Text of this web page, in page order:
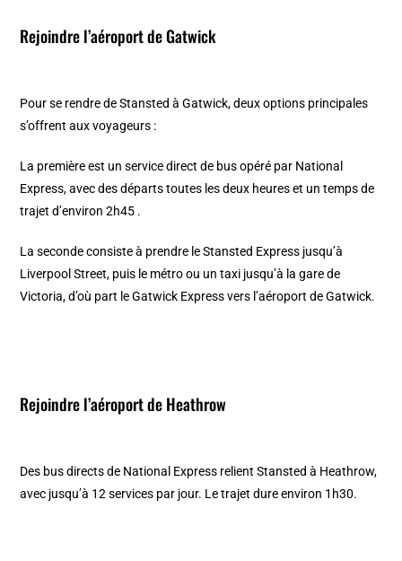
Rejoindre l’aéroport de Gatwick
Pour se rendre de Stansted à Gatwick, deux options principales
s’offrent aux voyageurs :
La première est un service direct de bus opéré par National
Express, avec des départs toutes les deux heures et un temps de
trajet d’environ 2h45 .
La seconde consiste à prendre le Stansted Express jusqu’à
Liverpool Street, puis le métro ou un taxi jusqu’à la gare de
Victoria, d’où part le Gatwick Express vers l’aéroport de Gatwick.
Rejoindre l’aéroport de Heathrow
Des bus directs de National Express relient Stansted à Heathrow,
avec jusqu’à 12 services par jour. Le trajet dure environ 1h30.